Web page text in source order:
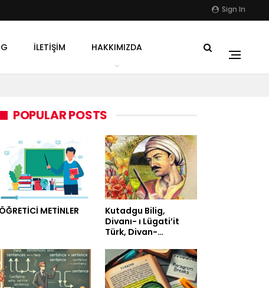
Sign In
İLETIŞIM HAKKIMIZDA
POPULAR POSTS
ÖĞRETİCİ METİNLER
Kutadgu Bilig,
Divanı- ı Lügati’it
Türk, Divan-…